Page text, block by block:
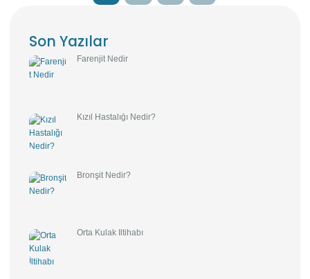
Son Yazılar
Farenjit Nedir
Kızıl Hastalığı Nedir?
Bronşit Nedir?
Orta Kulak İltihabı